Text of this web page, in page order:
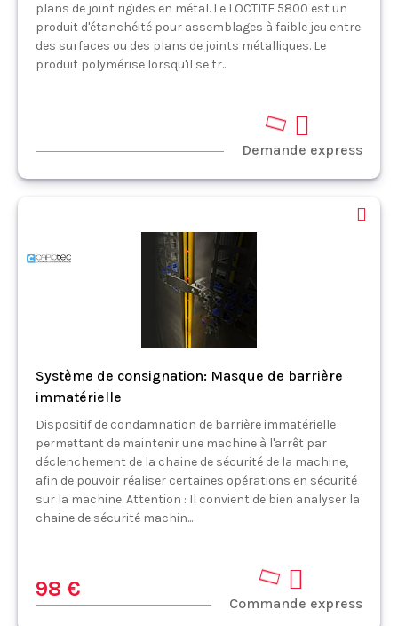
plans de joint rigides en métal. Le LOCTITE 5800 est un
produit d'étanchéité pour assemblages à faible jeu entre
des surfaces ou des plans de joints métalliques. Le
produit polymérise lorsqu'il se tr...
Demande express
Système de consignation: Masque de barrière
immatérielle
Dispositif de condamnation de barrière immatérielle
permettant de maintenir une machine à l'arrêt par
déclenchement de la chaine de sécurité de la machine,
afin de pouvoir réaliser certaines opérations en sécurité
sur la machine. Attention : Il convient de bien analyser la
chaine de sécurité machin...
98 €
Commande express